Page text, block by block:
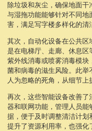
除垃圾和灰尘，确保地面
与湿拖功能能够针对不同地
害，满足写字楼多样化的清
其次，自动化设备在公共
是在电梯厅、走廊、休息区
紫外线消毒或喷雾消毒模块
菌和病毒的滋生风险。此举
人为忽略的死角，从细节上
再次，这些智能设备改善
器和联网功能，管理人员能
据，便于及时调整清洁计划
提升了资源利用率，也强